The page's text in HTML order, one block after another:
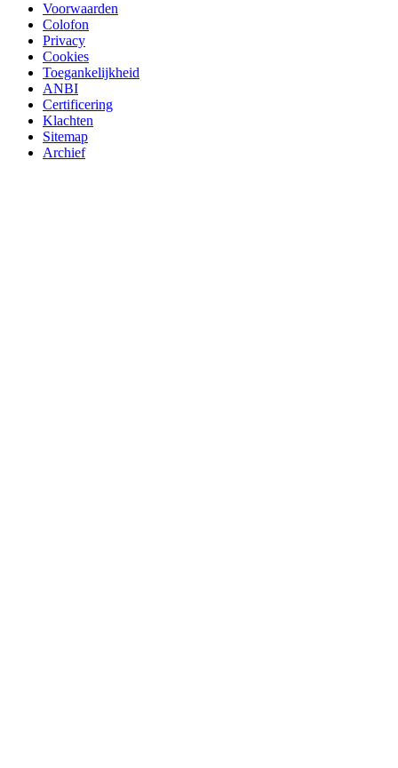
Voorwaarden
Colofon
Privacy
Cookies
Toegankelijkheid
ANBI
Certificering
Klachten
Sitemap
Archief